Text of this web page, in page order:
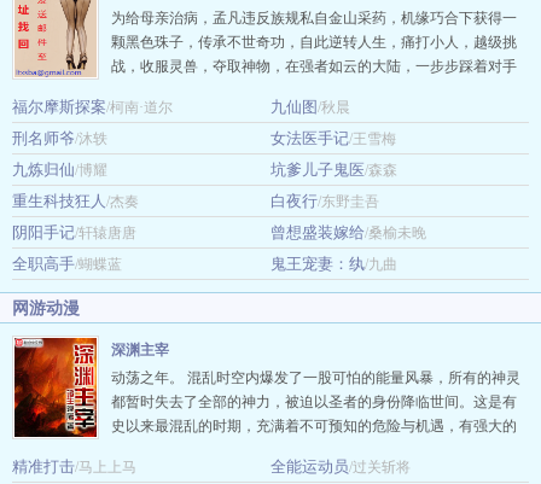
为给母亲治病，孟凡违反族规私自金山采药，机缘巧合下获得一
颗黑色珠子，传承不世奇功，自此逆转人生，痛打小人，越级挑
战，收服灵兽，夺取神物，在强者如云的大陆，一步步踩着对手
福尔摩斯探案/柯南·道尔 九仙图/秋晨
刑名师爷/沐轶 女法医手记/王雪梅
九炼归仙/博耀 坑爹儿子鬼医/森森
重生科技狂人/杰奏 白夜行/东野圭吾
阴阳手记/轩辕唐唐 曾想盛装嫁给/桑榆未晚
全职高手/蝴蝶蓝 鬼王宠妻：纨/九曲
网游动漫
深渊主宰
动荡之年。 混乱时空内爆发了一股可怕的能量风暴，所有的神灵
都暂时失去了全部的神力，被迫以圣者的身份降临世间。这是有
史以来最混乱的时期，充满着不可预知的危险与机遇，有强大的
多元宇宙。 圣者多如狗，巫妖遍地走。 在这前所未有的动荡时期
精准打击/马上上马 全能运动员/过关斩将